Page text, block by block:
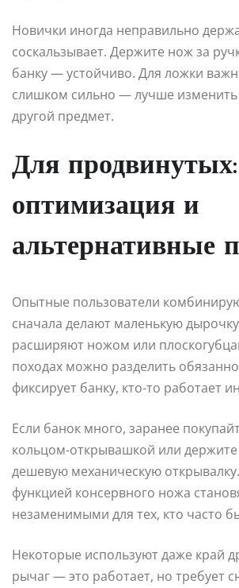
Новички иногда неправильно
соскальзывает. Держите нож за
банку — устойчиво. Для ложки
слишком сильно — лучше изменить
другой предмет.
Для продвинутых:
оптимизация и
альтернативные
Опытные пользователи
сначала делают маленькую
расширяют ножом или
походах можно разделить
фиксирует банку, кто-то работает
Если банок много, заранее
кольцом-открывашкой или
дешевую механическую
функцией консервного ножа
незаменимыми для тех, кто часто
Некоторые используют даже край
рычаг — это работает, но требует